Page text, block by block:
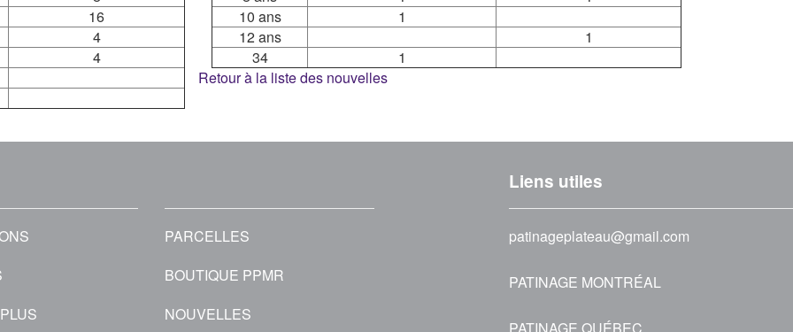
16
4
4
10 ans
1
12 ans
1
34
1
Retour à la liste des nouvelles
PARCELLES
BOUTIQUE PPMR
NOUVELLES
Liens utiles
patinageplateau@gmail.com
PATINAGE MONTRÉAL
PATINAGE QUÉBEC